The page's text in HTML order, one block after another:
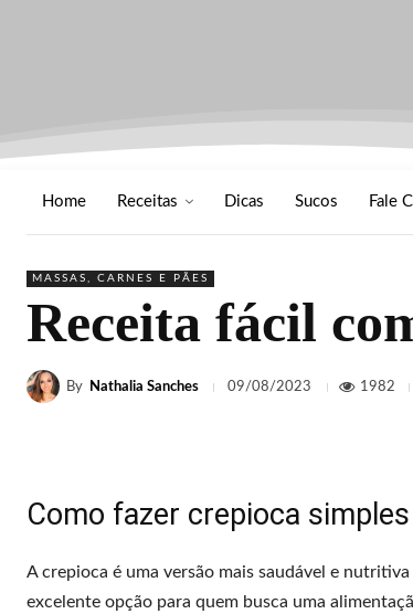
Home Receitas Dicas Sucos Fale
MASSAS, CARNES E PÃES
Receita fácil
By Nathalia Sanches 09/08/2023 1982
Como fazer crepioca simples
A crepioca é uma versão mais saudável e
excelente opção para quem busca uma